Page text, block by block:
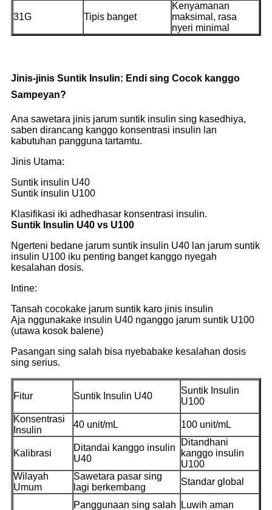
31G Tipis banget
Kenyamanan
maksimal, rasa
nyeri minimal
Jinis-jinis Suntik Insulin: Endi sing Cocok kanggo
Sampeyan?
Ana sawetara jinis jarum suntik insulin sing kasedhiya,
saben dirancang kanggo konsentrasi insulin lan
kabutuhan pangguna tartamtu.
Jinis Utama:
Suntik insulin U40
Suntik insulin U100
Klasifikasi iki adhedhasar konsentrasi insulin.
Suntik Insulin U40 vs U100
Ngerteni bedane jarum suntik insulin U40 lan jarum suntik
insulin U100 iku penting banget kanggo nyegah
kesalahan dosis.
Intine:
Tansah cocokake jarum suntik karo jinis insulin
Aja nggunakake insulin U40 nganggo jarum suntik U100
(utawa kosok balene)
Pasangan sing salah bisa nyebabake kesalahan dosis
sing serius.
Fitur Suntik Insulin U40
Suntik Insulin
U100
Konsentrasi
Insulin
40 unit/mL 100 unit/mL
Kalibrasi
Ditandai kanggo insulin
U40
Ditandhani
kanggo insulin
U100
Wilayah
Umum
Sawetara pasar sing
lagi berkembang
Standar global
Panggunaan sing salah Luwih aman